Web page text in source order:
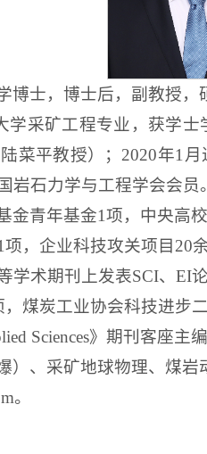
博士，博士后，副教授，
学采矿工程专业，获学士
菜平教授）； 2020年1 月
岩石力学与工程学会会员。
金青年基金1项，中央高
项，企业科技攻关项目 20
学术期刊上发表SCI、 EI
，煤炭工业协会科技进步
Sciences》期刊客座主
）、采矿地球物理、煤岩
。